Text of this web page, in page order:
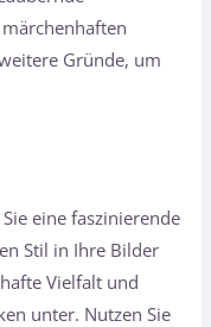
Gründe, um
eine faszinierende
Stil in Ihre Bilder
Vielfalt und
unter. Nutzen Sie